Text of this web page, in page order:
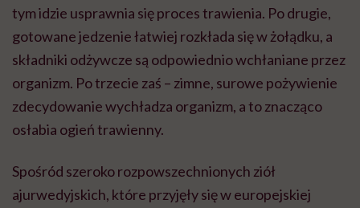
tym idzie usprawnia się proces trawienia. Po drugie,
gotowane jedzenie łatwiej rozkłada się w żołądku, a
składniki odżywcze są odpowiednio wchłaniane przez
organizm. Po trzecie zaś – zimne, surowe pożywienie
zdecydowanie wychładza organizm, a to znacząco
osłabia ogień trawienny.
Spośród szeroko rozpowszechnionych ziół
ajurwedyjskich, które przyjęły się w europejskiej